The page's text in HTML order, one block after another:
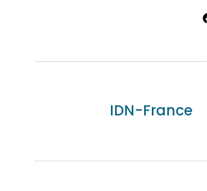
IDN-France